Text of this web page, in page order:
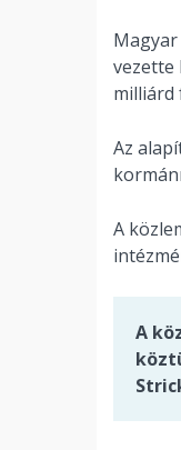
vezette
milliárd
Az
A
A